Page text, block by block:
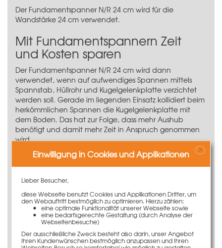
Der Fundamentspanner N/R 24 cm wird für die
Wandstärke 24 cm verwendet.
Mit Fundamentspannern Zeit
und Kosten sparen
Der Fundamentspanner N/R 24 cm wird dann
verwendet, wenn auf aufwendiges Spannen mittels
Spannstab, Hüllrohr und Kugelgelenkplatte verzichtet
werden soll. Gerade im liegenden Einsatz kollidiert beim
herkömmlichen Spannen die Kugelgelenkplatte mit
dem Boden. Das hat zur Folge, dass mehr Aushub
benötigt und damit mehr Zeit in Anspruch genommen
wird.
Zudem kann der Fundamentspanner N/R 24 cm
Ein weiterer Vorteil besteht darin, dass keine zusätzliche
Die verfügbaren Raster- oder NeoR-Elemente können
durch den Fundamentspanner N/R 24 cm im liegenden
Einsatz verwendet und ansonsten auch stehend
eingesetzt werden – dies spart Kosten.
Einwilligung in Cookies und Applikationen X
Lieber Besucher,
diese Webseite benutzt Cookies und Applikationen Dritter, um
den Webauftritt bestmöglich zu optimieren. Hierzu zählen:
eine optimale Funktionalität unserer Webseite sowie
eine bedarfsgerechte Gestaltung (durch Analyse der
Webseitenbesuche)
Der ausschließliche Zweck besteht also darin, unser Angebot
Ihren Kundenwünschen bestmöglich anzupassen und Ihren